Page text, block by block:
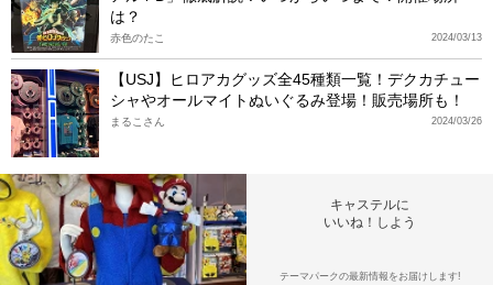
は？
2024/03/13
赤色のたこ
【USJ】ヒロアカグッズ全45種類一覧！デクカチュー
シャやオールマイトぬいぐるみ登場！販売場所も！
2024/03/26
まるこさん
キャステルに
いいね！しよう
テーマパークの最新情報をお届けします!